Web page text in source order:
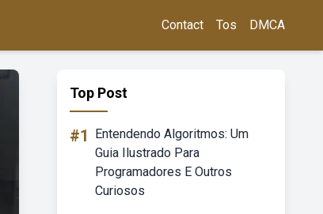
Contact Tos DMCA
Top Post
#1
Entendendo Algoritmos: Um
Guia Ilustrado Para
Programadores E Outros
Curiosos